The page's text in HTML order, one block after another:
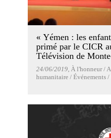
« Yémen : les
primé par le CICR
Télévision de
24/06/2019, À l'honneur /
humanitaire / Événements